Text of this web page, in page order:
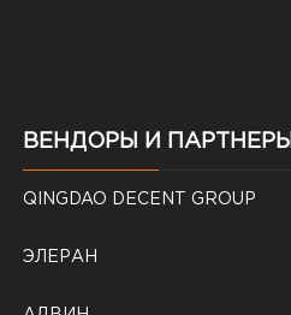
ВЕНДОРЫ И ПАРТНЕРЫ
QINGDAO DECENT GROUP
ЭЛЕРАН